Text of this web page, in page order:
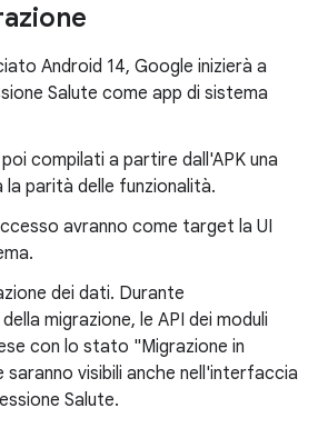
Android 14, Google inizierà a
Salute come app di sistema
compilati a partire dall'APK una
parità delle funzionalità.
avranno come target la UI
dei dati. Durante
migrazione, le API dei moduli
con lo stato "Migrazione in
visibili anche nell'interfaccia
Salute.